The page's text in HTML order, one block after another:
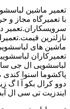
تعمیر ماشین
با تعمیرگاه مجاز و
سرویسکاران.تعمیر
نازلترین
ماشین های
تعمیرکاران
لباسشویی ال جی
پاکشوما اسنوا کندی
دوو کرال بکو آ ا گ
ایندزیت تی سی ال